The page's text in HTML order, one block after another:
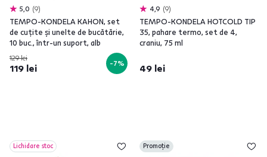
5,0 9
TEMPO-KONDELA KAHON, set
de cuţite şi unelte de bucătărie,
10 buc., într-un suport, alb
129 lei
119 lei -7%
4,9 9
TEMPO-KONDELA HOTCOLD TIP
35, pahare termo, set de 4,
craniu, 75 ml
49 lei
Lichidare stoc Promoție